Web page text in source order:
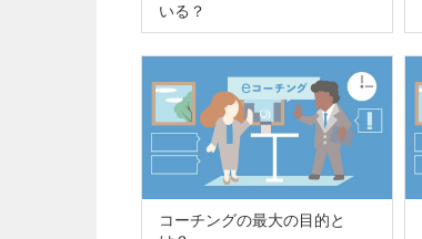
いる？
コーチングの最大の目的と